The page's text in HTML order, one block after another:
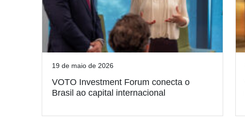
19 de maio de 2026
VOTO Investment Forum conecta o
Brasil ao capital internacional